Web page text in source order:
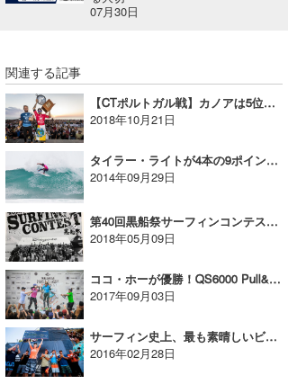
07月30日
関連する記事
【CTポルトガル戦】カノアは5位フィニッシュ、タイトルレースは最終戦へ！！
2018年10月21日
タイラー・ライトが4本の9ポイント。パーフェクト・ファイナルでロキシー・プロ・フランス優勝
2014年09月29日
第40回黒船祭サーフィンコンテスト、5月19日(土)~5月20日(日)開催！
2018年05月09日
ココ・ホーが優勝！QS6000 Pull&Bear Pantin Classic Galicia Pro
2017年09月03日
サーフィン史上、最も素晴しいビッグ・ウェイブ・イベントでジョン・ジョンが優勝。
2016年02月28日